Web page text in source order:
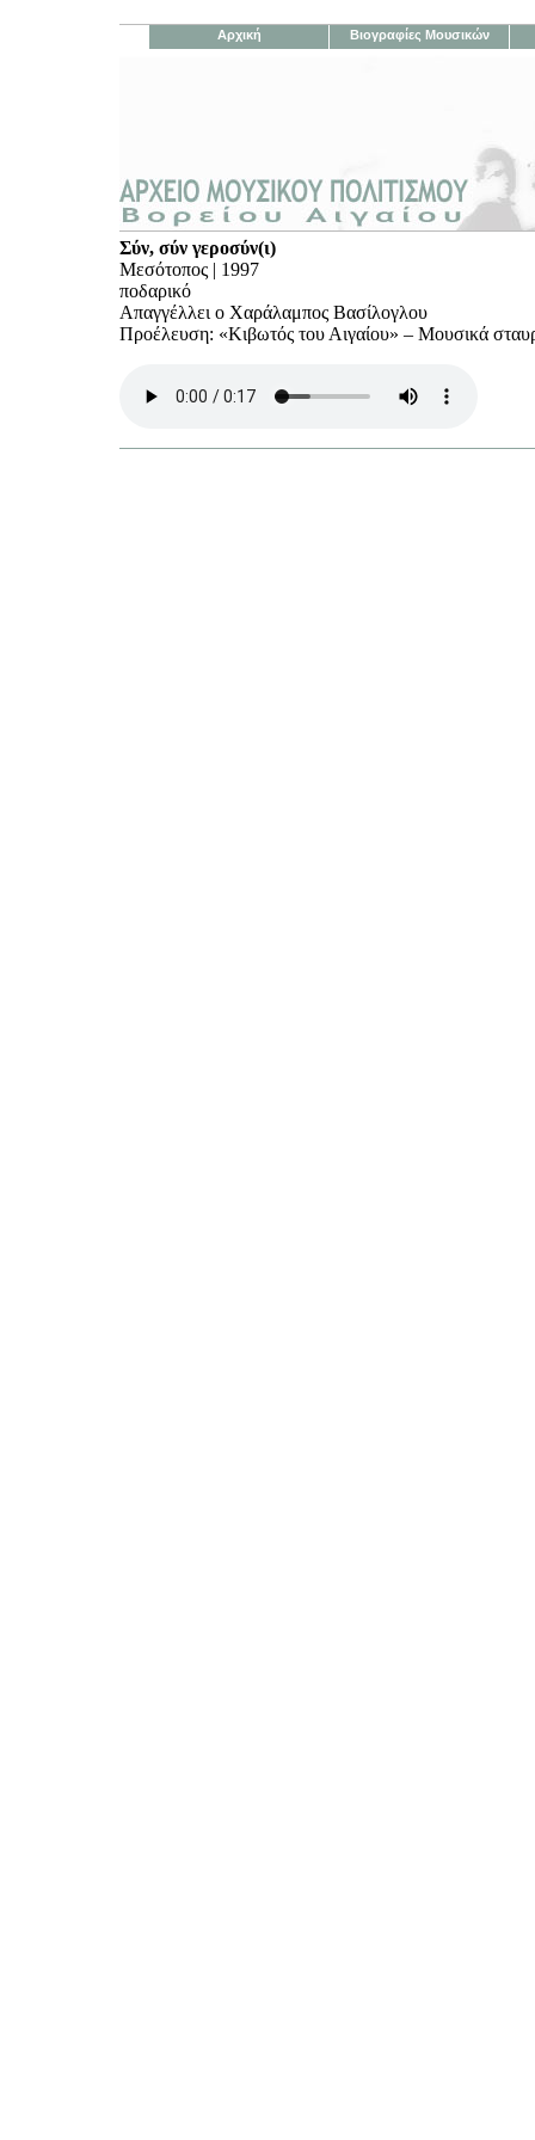
Βιογραφίες Μουσικών
Αρχική
Σύν, σύν γεροσύν(ι)
Μεσότοπος | 1997
ποδαρικό
Απαγγέλλει ο Χαράλαμπος Βασίλογλου
Προέλευση: «Κιβωτός του Αιγαίου» – Μουσικά